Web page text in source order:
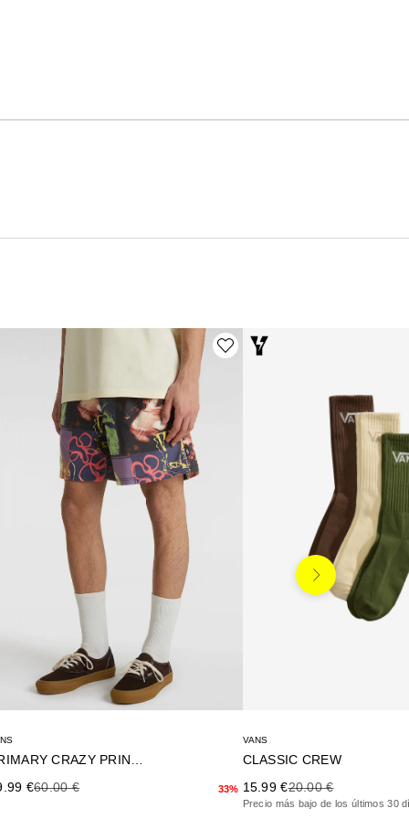
de oferta
€Precio anterior
60.00 € 33%
VANS
CLASSIC CREW
Precio de oferta
15.99 €Precio anterior
20.00 €
Precio más bajo de los últimos 30
Siguiente